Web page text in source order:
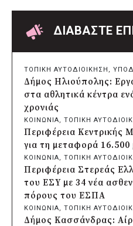
δολιοφθορά σε δύο
οδό Βενιζέλου
πριν από 19 ώρες
Χαρδαλιάς: Ψηφιακό
την παρακολούθηση
Αττικής
πριν από 20 ώρες
Δήμος Ηρακλείου
645.000 ευρώ για τη
αδέσποτων ζώων
πριν από 2 μέρες
Περιφέρεια
ιατροτεχνολογικός
αναβάθμιση του
πριν από 2 μέρες
Δήμος Αθηναίων: 651
ΔΙΑΒΑΣΤΕ
ΤΟΠΙΚΗ ΑΥΤΟΔΙΟΙΚΗΣΗ ,
Δήμος Ηλιούπολης:
στα αθλητικά κέντρα
χρονιάς
ΚΟΙΝΩΝΙΑ, ΤΟΠΙΚΗ
Περιφέρεια Κεντρικής
για τη μεταφορά
ΚΟΙΝΩΝΙΑ, ΤΟΠΙΚΗ
Περιφέρεια Στερεάς
του ΕΣΥ με 34 νέα
πόρους του ΕΣΠΑ
ΚΟΙΝΩΝΙΑ, ΤΟΠΙΚΗ
Δήμος Κασσάνδρας: